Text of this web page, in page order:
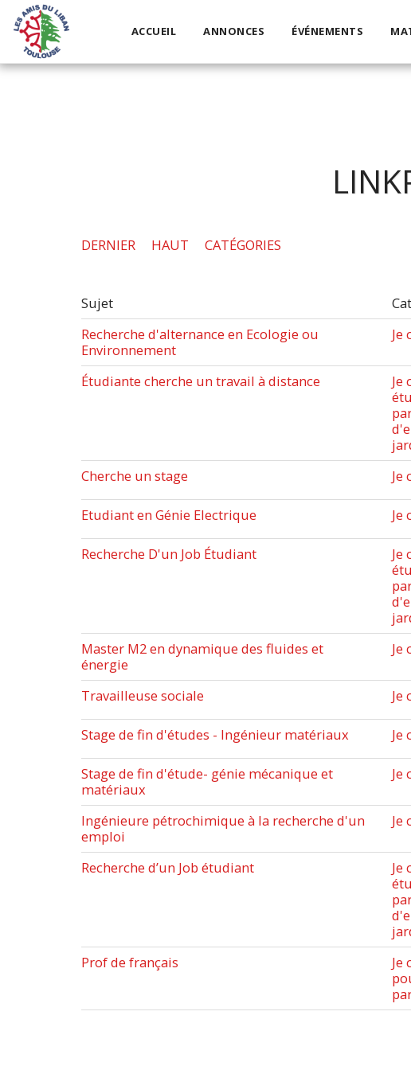
ACCUEIL ANNONCES ÉVÉNEMENTS
DERNIER HAUT CATÉGORIES
Sujet
Recherche d'alternance en Ecologie ou
Environnement
Je
Étudiante cherche un travail à distance
Je
Cherche un stage Je
Etudiant en Génie Electrique Je
Recherche D'un Job Étudiant
Je
Master M2 en dynamique des fluides et
énergie
Je
Travailleuse sociale Je
Stage de fin d'études - Ingénieur matériaux Je
Stage de fin d'étude- génie mécanique et
matériaux
Je
Ingénieure pétrochimique à la recherche d'un
emploi
Je
Recherche d’un Job étudiant
Je
Prof de français
Je